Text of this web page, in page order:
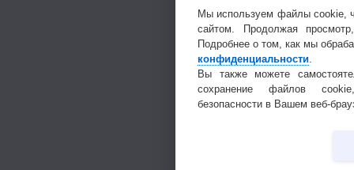
Мы используем файлы cookie,
сайтом. Продолжая
Подробнее о том, как мы
конфиденциальности.
Вы также можете
сохранение файлов
безопасности в Вашем веб-